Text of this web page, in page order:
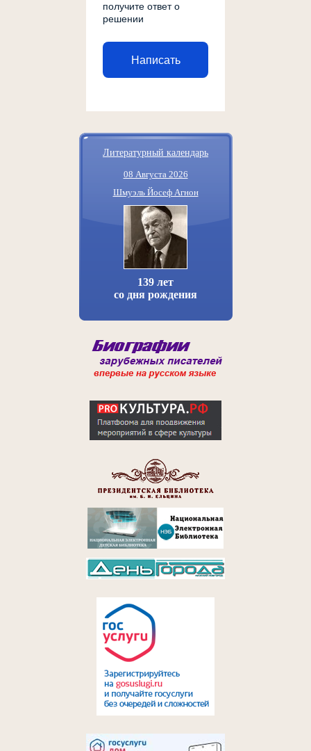
получите ответ о
решении
Написать
Литературный календарь
08 Августа 2026
Шмуэль Йосеф Агнон
139 лет
со дня рождения